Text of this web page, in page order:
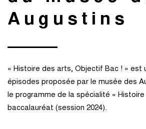
Augustins
« Histoire des arts, Objectif Bac ! » est
épisodes proposée par le musée des
le programme de la spécialité «
baccalauréat (session 2024).